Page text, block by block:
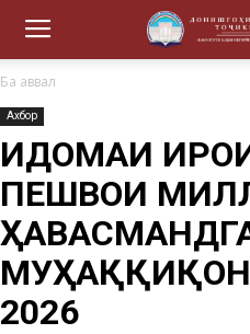
Ба аввал
Ахбор
ИДОМАИ
ПЕШВОИ
2026